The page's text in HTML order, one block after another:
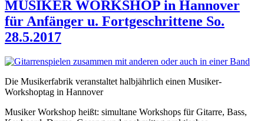
MUSIKER WORKSHOP in Hannover
für Anfänger u. Fortgeschrittene So.
28.5.2017
Die Musikerfabrik veranstaltet halbjährlich einen Musiker-
Workshoptag in Hannover
Musiker Workshop heißt: simultane Workshops für Gitarre, Bass,